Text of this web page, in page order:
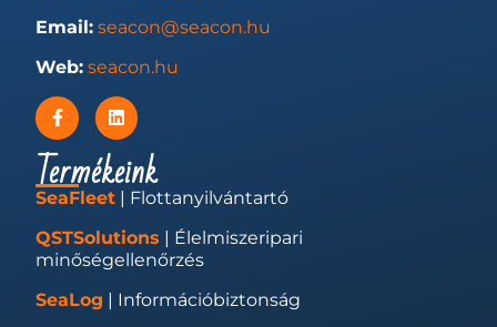
Email: seacon@seacon.hu
Web: seacon.hu
Termékeink
SeaFleet | Flottanyilvántartó
QSTSolutions | Élelmiszeripari
minőségellenőrzés
SeaLog | Információbiztonság